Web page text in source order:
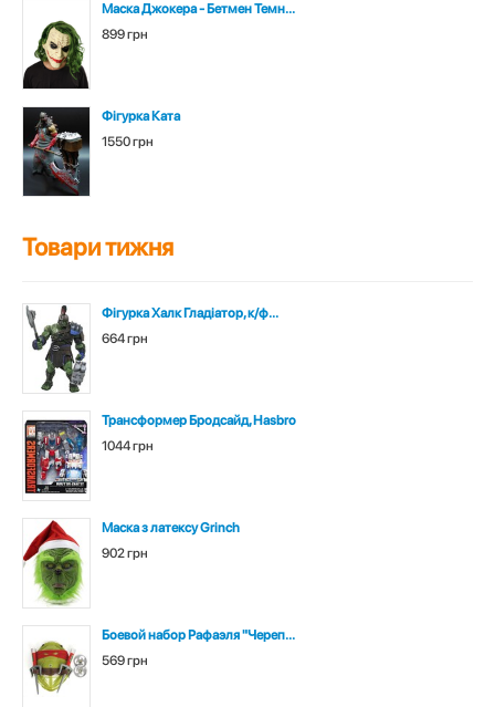
Маска Джокера - Бетмен Темн...
899 грн
Фігурка Ката
1550 грн
Товари тижня
Фігурка Халк Гладіатор, к/ф...
664 грн
Трансформер Бродсайд, Hasbro
1044 грн
Маска з латексу Grinch
902 грн
Боевой набор Рафаэля "Череп...
569 грн